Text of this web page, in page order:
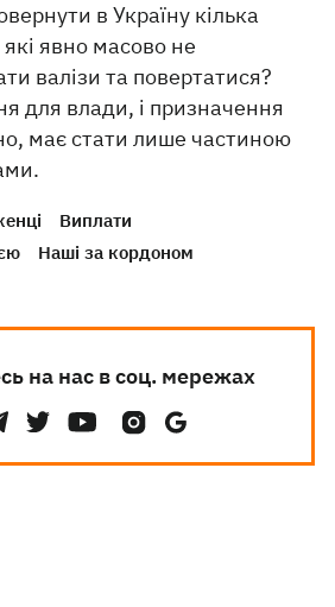
в Україну кілька
явно масово не
валізи та повертатися?
для влади, і призначення
має стати лише частиною
Виплати
Наші за кордоном
на нас в соц. мережах